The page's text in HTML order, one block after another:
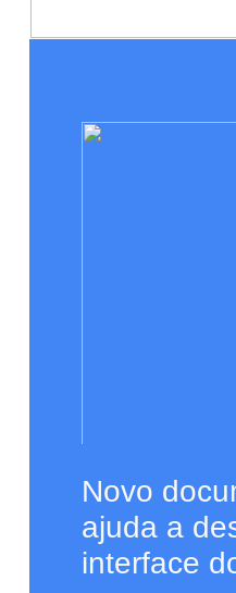
Novo
ajuda a
interface